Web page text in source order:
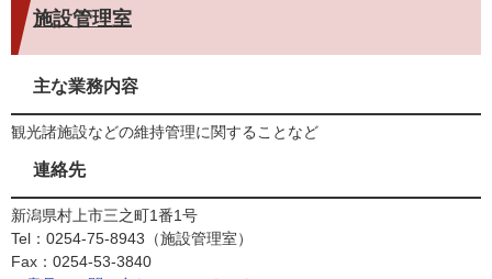
施設管理室
主な業務内容
観光諸施設などの維持管理に関することなど
連絡先
新潟県村上市三之町1番1号
Tel：0254‐75‐8943
施設管理室
Fax：0254-53-3840